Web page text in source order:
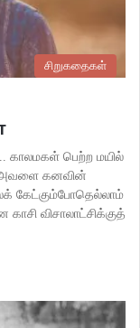
சிறுகதைகள்
காலமகள் பெற்ற மயில்
அவளை கனவின்
கேட்கும்போதெல்லாம்
விசாலாட்சிக்குத்